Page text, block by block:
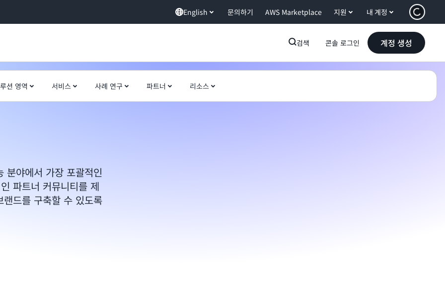
English 문의하기 AWS Marketplace 지원 내 계정
검색 콘솔 로그인 계정 생성
션 영역 서비스 사례 연구 파트너 리소스
분야에서 가장 포괄적인
파트너 커뮤니티를 제
드를 구축할 수 있도록